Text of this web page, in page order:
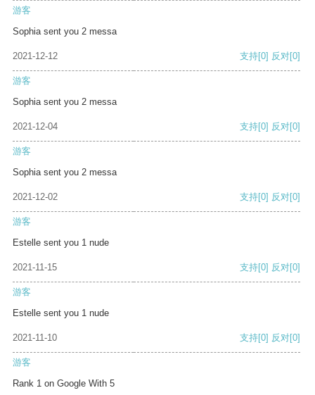
游客
Sophia sent you 2 messa
2021-12-12 支持[0] 反对[0]
游客
Sophia sent you 2 messa
2021-12-04 支持[0] 反对[0]
游客
Sophia sent you 2 messa
2021-12-02 支持[0] 反对[0]
游客
Estelle sent you 1 nude
2021-11-15 支持[0] 反对[0]
游客
Estelle sent you 1 nude
2021-11-10 支持[0] 反对[0]
游客
Rank 1 on Google With 5